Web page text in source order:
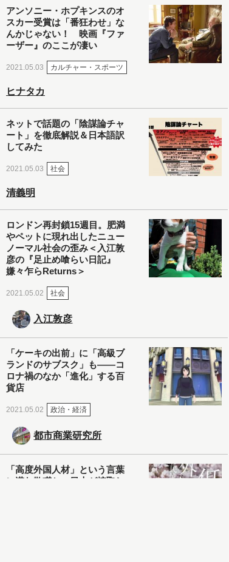
アンソニー・ホプキンスのオ
スカー受賞は「番狂わせ」な
んかじゃない！ 映画『ファ
ーザー』のここが凄い
2021.05.03 カルチャー・スポーツ
ヒナタカ
ネットで話題の「陰謀論チャ
ート」を徹底解説＆日本語訳
してみた
2021.05.03 社会
清義明
ロンドン再封鎖15週目。肥満
やペットに現れ出したニュー
ノーマル社会の歪み＜入江敦
彦の『足止め喰らい日記』
嫌々乍らReturns＞
2021.05.02 社会
入江敦彦
「ケーキの出前」に「高級ブ
ランドのサブスク」も――コ
ロナ禍のなか「進化」する百
貨店
2021.05.02 政治・経済
都市商業研究所
「高度外国人材」という言葉
に潜む欺瞞と、日本が搾取し